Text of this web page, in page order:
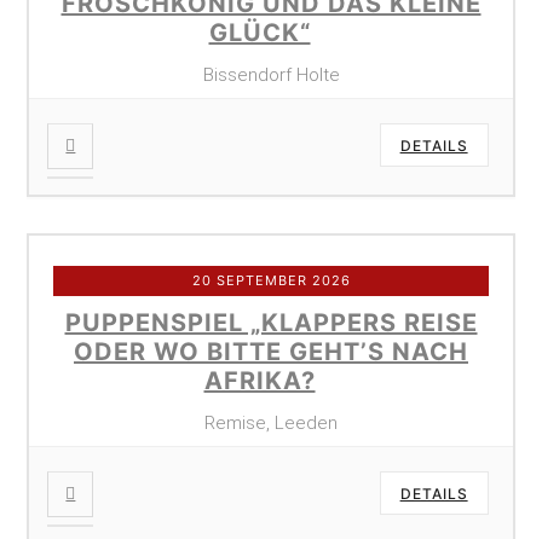
GLÜCK“
Bissendorf Holte
DETAILS
20 SEPTEMBER 2026
PUPPENSPIEL „KLAPPERS REISE
ODER WO BITTE GEHT’S NACH
AFRIKA?
Remise, Leeden
DETAILS